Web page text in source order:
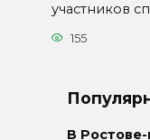
участников
155
В